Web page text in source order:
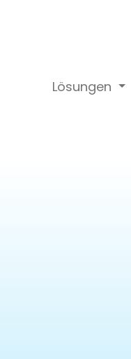
Lösungen